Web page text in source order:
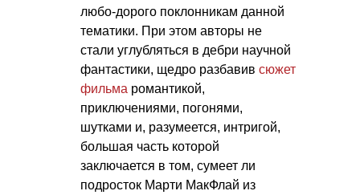
любо-дорого поклонникам данной
тематики. При этом авторы не
стали углубляться в дебри научной
фантастики, щедро разбавив сюжет
фильма романтикой,
приключениями, погонями,
шутками и, разумеется, интригой,
большая часть которой
заключается в том, сумеет ли
подросток Марти МакФлай из